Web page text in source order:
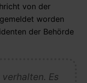
von der
worden
der Behörde
Es